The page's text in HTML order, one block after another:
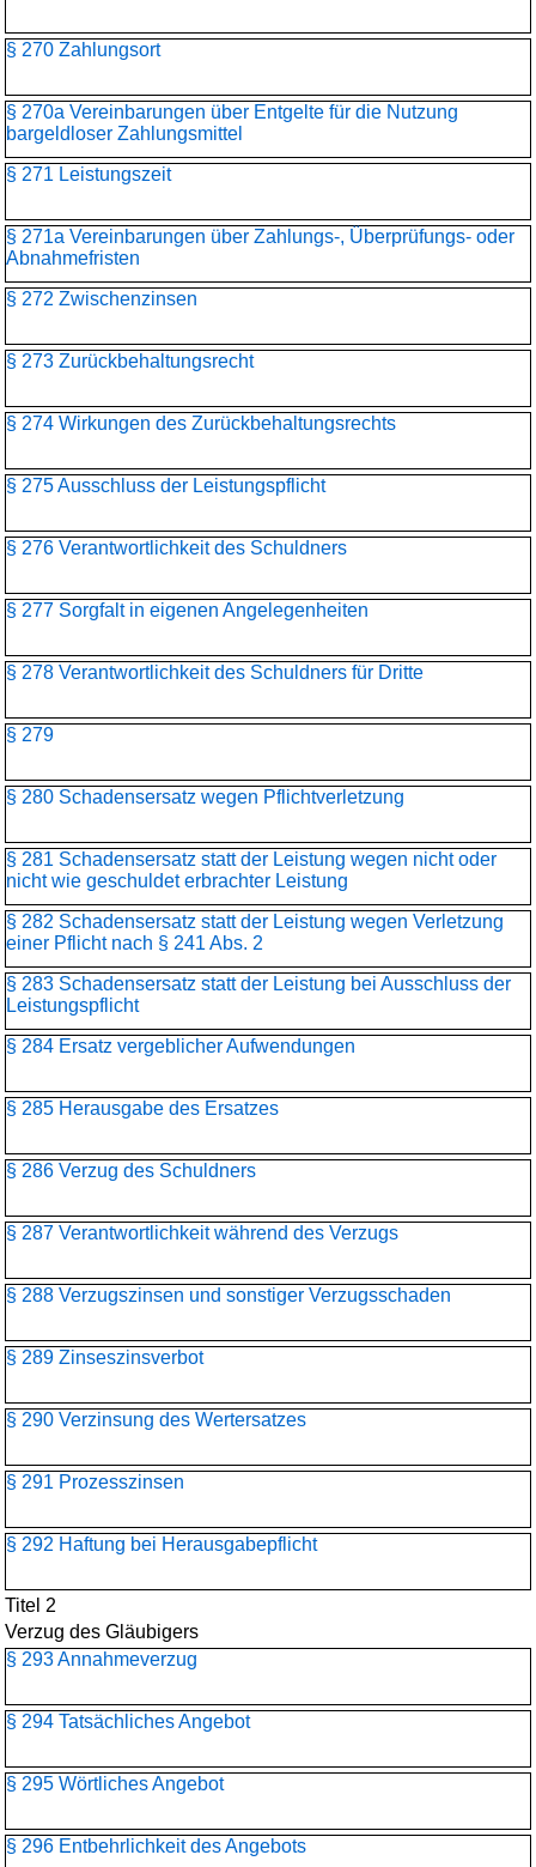
§ 270 Zahlungsort
§ 270a Vereinbarungen über Entgelte für die Nutzung
bargeldloser Zahlungsmittel
§ 271 Leistungszeit
§ 271a Vereinbarungen über Zahlungs-, Überprüfungs- oder
Abnahmefristen
§ 272 Zwischenzinsen
§ 273 Zurückbehaltungsrecht
§ 274 Wirkungen des Zurückbehaltungsrechts
§ 275 Ausschluss der Leistungspflicht
§ 276 Verantwortlichkeit des Schuldners
§ 277 Sorgfalt in eigenen Angelegenheiten
§ 278 Verantwortlichkeit des Schuldners für Dritte
§ 279
§ 280 Schadensersatz wegen Pflichtverletzung
§ 281 Schadensersatz statt der Leistung wegen nicht oder
nicht wie geschuldet erbrachter Leistung
§ 282 Schadensersatz statt der Leistung wegen Verletzung
einer Pflicht nach § 241 Abs. 2
§ 283 Schadensersatz statt der Leistung bei Ausschluss der
Leistungspflicht
§ 284 Ersatz vergeblicher Aufwendungen
§ 285 Herausgabe des Ersatzes
§ 286 Verzug des Schuldners
§ 287 Verantwortlichkeit während des Verzugs
§ 288 Verzugszinsen und sonstiger Verzugsschaden
§ 289 Zinseszinsverbot
§ 290 Verzinsung des Wertersatzes
§ 291 Prozesszinsen
§ 292 Haftung bei Herausgabepflicht
Titel 2
Verzug des Gläubigers
§ 293 Annahmeverzug
§ 294 Tatsächliches Angebot
§ 295 Wörtliches Angebot
§ 296 Entbehrlichkeit des Angebots